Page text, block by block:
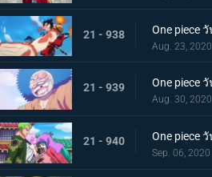
21 - 938
Aug. 23, 2020
21 - 939
Aug. 30, 2020
21 - 940
Sep. 06, 2020